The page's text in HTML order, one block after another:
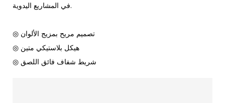
في المشاريع اليدوية.
◎ هيكل بلاستيكي متين
◎ شريط شفاف فائق اللصق